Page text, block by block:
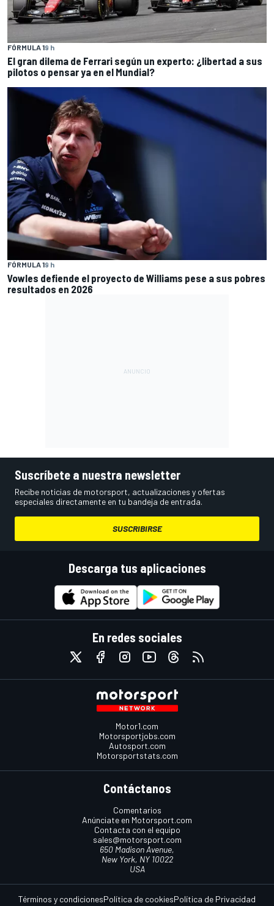
FÓRMULA 19 h
El gran dilema de Ferrari según un experto: ¿libertad a sus
pilotos o pensar ya en el Mundial?
FÓRMULA 19 h
Vowles defiende el proyecto de Williams pese a sus pobres
resultados en 2026
Suscríbete a nuestra newsletter
Recibe noticias de motorsport, actualizaciones y ofertas
especiales directamente en tu bandeja de entrada.
SUSCRIBIRSE
Descarga tus aplicaciones
En redes sociales
Motor1.com
Motorsportjobs.com
Autosport.com
Motorsportstats.com
Contáctanos
Comentarios
Anúnciate en Motorsport.com
Contacta con el equipo
sales@motorsport.com
650 Madison Avenue,
New York, NY 10022
USA
Términos y condicionesPolítica de cookiesPolítica de Privacidad